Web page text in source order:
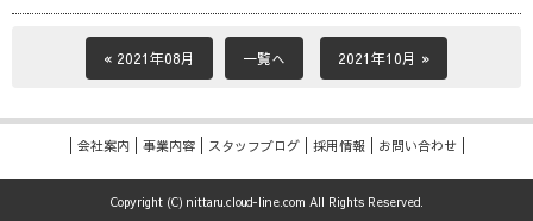
« 2021年08月 一覧へ 2021年10月 »
会社案内 事業内容 スタッフブログ 採用情報 お問い合わせ
Copyright (C) nittaru.cloud-line.com All Rights Reserved.